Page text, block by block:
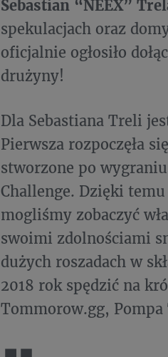
Sebastian “NEEX”
spekulacjach oraz
oficjalnie ogłosiło
drużyny!
Dla Sebastiana Treli
Pierwsza rozpoczęła
stworzone po wygraniu
Challenge. Dzięki
mogliśmy zobaczyć
swoimi zdolnościami
dużych roszadach w
2018 rok spędzić na
Tommorow.gg, Pompa